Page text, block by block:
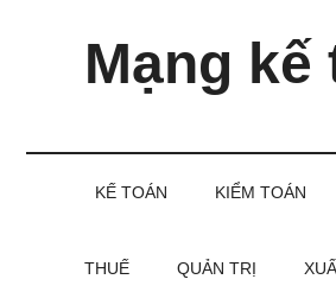
Mạng kế
KẾ TOÁN KIỂM TOÁN
THUẾ QUẢN TRỊ